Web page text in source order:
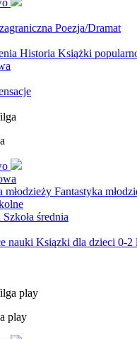
Poezja/Dramat
Historia Książki
młodzieży Fantastyka
Szkoła średnia
nauki Ksiązki dla dzieci 0-2
play